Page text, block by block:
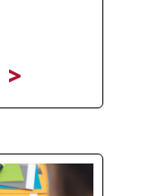
de
lideran.